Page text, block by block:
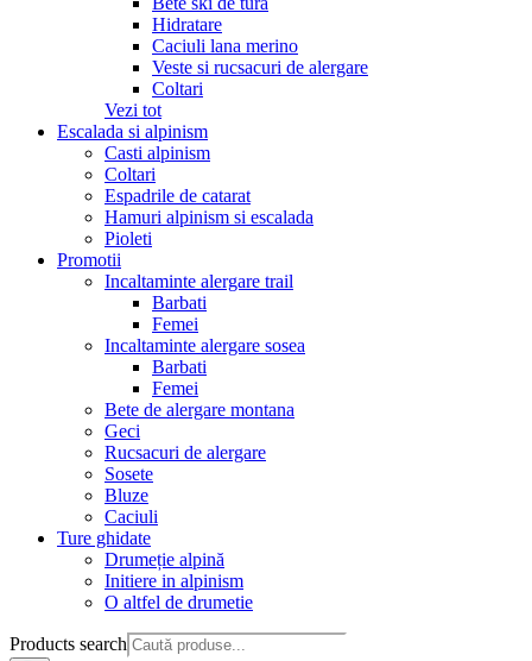
Hidratare
Caciuli lana merino
Veste si rucsacuri de alergare
Coltari
Vezi tot
Escalada si alpinism
Casti alpinism
Coltari
Espadrile de catarat
Hamuri alpinism si escalada
Pioleti
Promotii
Incaltaminte alergare trail
Barbati
Femei
Incaltaminte alergare sosea
Barbati
Femei
Bete de alergare montana
Geci
Rucsacuri de alergare
Sosete
Bluze
Caciuli
Ture ghidate
Drumeție alpină
Initiere in alpinism
O altfel de drumetie
Products search